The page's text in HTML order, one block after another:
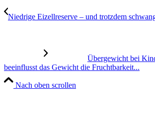
Nied­ri­ge Eizell­re­ser­ve – und trotz­dem
Über­ge­wicht bei
beein­flusst das Gewicht die Frucht­bar­keit...
Nach oben scrollen